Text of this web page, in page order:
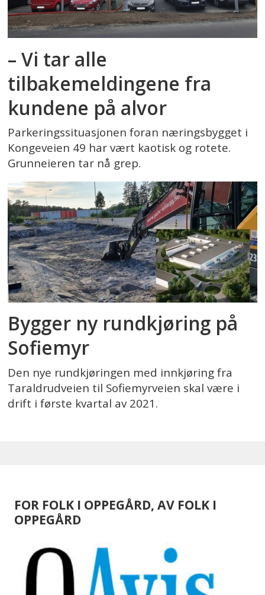
– Vi tar alle
tilbakemeldingene fra
kundene på alvor
Parkeringssituasjonen foran næringsbygget i
Kongeveien 49 har vært kaotisk og rotete.
Grunneieren tar nå grep.
Bygger ny rundkjøring på
Sofiemyr
Den nye rundkjøringen med innkjøring fra
Taraldrudveien til Sofiemyrveien skal være i
drift i første kvartal av 2021.
FOR FOLK I OPPEGÅRD, AV FOLK I
OPPEGÅRD